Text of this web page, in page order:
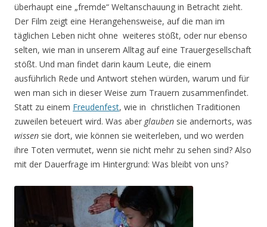
überhaupt eine „fremde“ Weltanschauung in Betracht zieht.
Der Film zeigt eine Herangehensweise, auf die man im
täglichen Leben nicht ohne weiteres stößt, oder nur ebenso
selten, wie man in unserem Alltag auf eine Trauergesellschaft
stößt. Und man findet darin kaum Leute, die einem
ausführlich Rede und Antwort stehen würden, warum und für
wen man sich in dieser Weise zum Trauern zusammenfindet.
Statt zu einem Freudenfest, wie in christlichen Traditionen
zuweilen beteuert wird. Was aber glauben sie andernorts, was
wissen sie dort, wie können sie weiterleben, und wo werden
ihre Toten vermutet, wenn sie nicht mehr zu sehen sind? Also
mit der Dauerfrage im Hintergrund: Was bleibt von uns?